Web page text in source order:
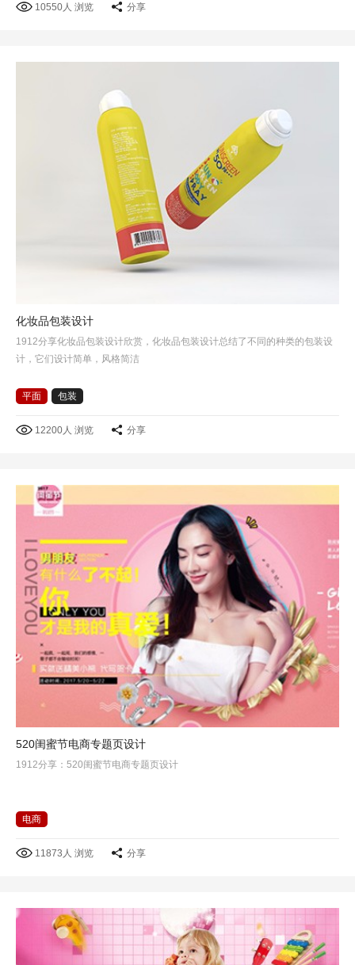
10550人 浏览 分享
化妆品包装设计
1912分享化妆品包装设计欣赏，化妆品包装设计总结了不同的种类的包装设
计，它们设计简单，风格简洁
平面 包装
12200人 浏览 分享
520闺蜜节电商专题页设计
1912分享：520闺蜜节电商专题页设计
电商
11873人 浏览 分享